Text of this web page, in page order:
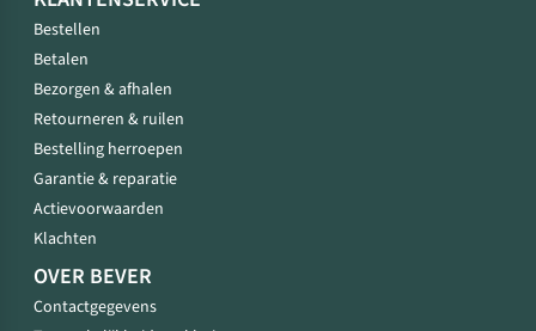
Bestellen
Betalen
Bezorgen & afhalen
Retourneren & ruilen
Bestelling herroepen
Garantie & reparatie
Actievoorwaarden
Klachten
OVER BEVER
Contactgegevens